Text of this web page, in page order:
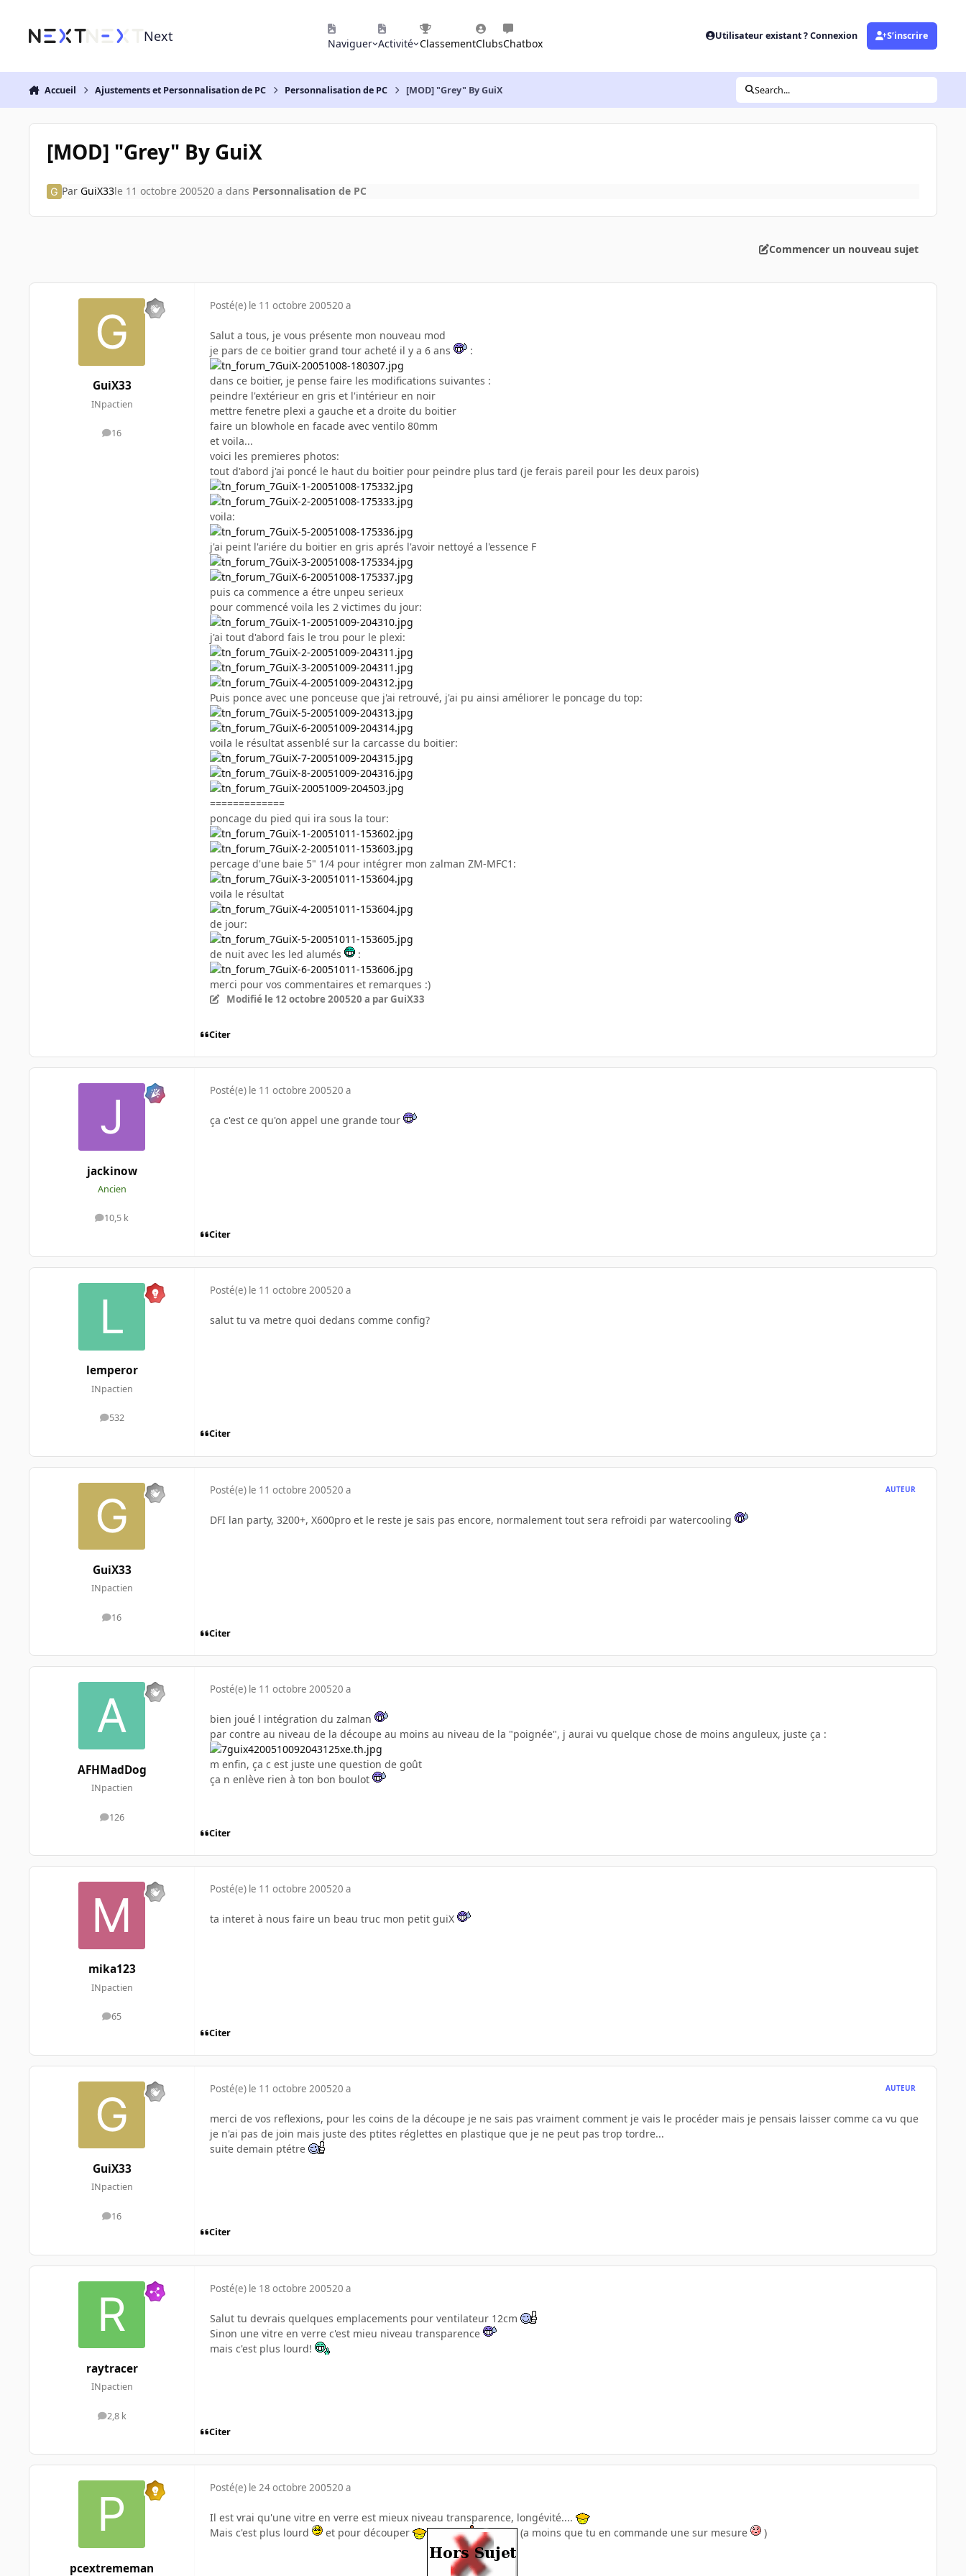
Next Naviguer Activité ClassementClubsChatbox
Utilisateur existant ? Connexion S’inscrire
Accueil Ajustements et Personnalisation de PC Personnalisation de PC [MOD] "Grey" By GuiX Search...
[MOD] "Grey" By GuiX
Par GuiX33le 11 octobre 200520 a dans Personnalisation de PC
Commencer un nouveau sujet
GuiX33
INpactien
16
messages
Posté(e) le 11 octobre 200520 a
Salut a tous, je vous présente mon nouveau mod
je pars de ce boitier grand tour acheté il y a 6 ans
:
dans ce boitier, je pense faire les modifications suivantes :
peindre l'extérieur en gris et l'intérieur en noir
mettre fenetre plexi a gauche et a droite du boitier
faire un blowhole en facade avec ventilo 80mm
et voila...
voici les premieres photos:
tout d'abord j'ai poncé le haut du boitier pour peindre plus tard (je ferais pareil pour les deux parois)
voila:
j'ai peint l'ariére du boitier en gris aprés l'avoir nettoyé a l'essence F
puis ca commence a étre unpeu serieux
pour commencé voila les 2 victimes du jour:
j'ai tout d'abord fais le trou pour le plexi:
Puis ponce avec une ponceuse que j'ai retrouvé, j'ai pu ainsi améliorer le poncage du top:
voila le résultat assenblé sur la carcasse du boitier:
=============
poncage du pied qui ira sous la tour:
percage d'une baie 5" 1/4 pour intégrer mon zalman ZM-MFC1:
voila le résultat
de jour:
de nuit avec les led alumés :
merci pour vos commentaires et remarques :)
Modifié le 12 octobre 200520 a par GuiX33
Citer
jackinow
Ancien
10,5 k
messages
Posté(e) le 11 octobre 200520 a
ça c'est ce qu'on appel une grande tour
Citer
lemperor
INpactien
532
messages
Posté(e) le 11 octobre 200520 a
salut tu va metre quoi dedans comme config?
Citer
GuiX33
INpactien
16
messages
Posté(e) le 11 octobre 200520 a AUTEUR
DFI lan party, 3200+, X600pro et le reste je sais pas encore, normalement tout sera refroidi par watercooling
Citer
AFHMadDog
INpactien
126
messages
Posté(e) le 11 octobre 200520 a
bien joué l intégration du zalman
par contre au niveau de la découpe au moins au niveau de la "poignée", j aurai vu quelque chose de moins anguleux, juste ça :
m enfin, ça c est juste une question de goût
ça n enlève rien à ton bon boulot
Citer
mika123
INpactien
65
messages
Posté(e) le 11 octobre 200520 a
ta interet à nous faire un beau truc mon petit guiX
Citer
GuiX33
INpactien
16
messages
Posté(e) le 11 octobre 200520 a AUTEUR
merci de vos reflexions, pour les coins de la découpe je ne sais pas vraiment comment je vais le procéder mais je pensais laisser comme ca vu que
je n'ai pas de join mais juste des ptites réglettes en plastique que je ne peut pas trop tordre...
suite demain ptétre
Citer
raytracer
INpactien
2,8 k
messages
Posté(e) le 18 octobre 200520 a
Salut tu devrais quelques emplacements pour ventilateur 12cm
Sinon une vitre en verre c'est mieu niveau transparence
mais c'est plus lourd!
Citer
pcextrememan
Posté(e) le 24 octobre 200520 a
Il est vrai qu'une vitre en verre est mieux niveau transparence, longévité....
Mais c'est plus lourd
et pour découper (a moins que tu en commande une sur mesure )